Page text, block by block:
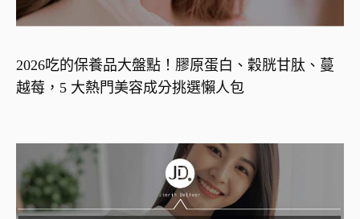
2026吃的保養品大盤點！膠原蛋白、穀胱甘肽、蔓
越莓，5 大熱門美容成分挑選懶人包